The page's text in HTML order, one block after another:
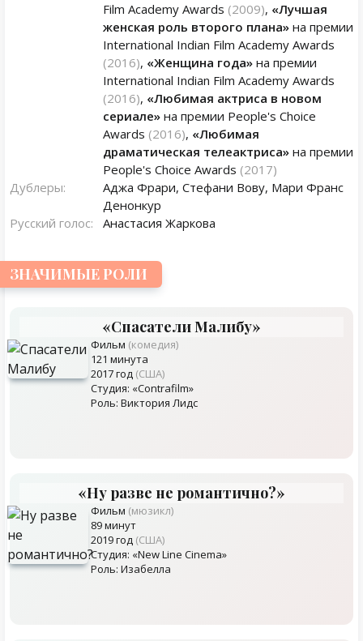
Film Academy Awards (2009), «Лучшая
женская роль второго плана» на премии
International Indian Film Academy Awards
(2016), «Женщина года» на премии
International Indian Film Academy Awards
(2016), «Любимая актриса в новом
сериале» на премии People's Choice
Awards (2016), «Любимая
драматическая телеактриса» на премии
People's Choice Awards (2017)
Дублеры:
Аджа Фрари, Стефани Вову, Мари Франс
Денонкур
Русский голос:
Анастасия Жаркова
ЗНАЧИМЫЕ РОЛИ
«Спасатели Малибу»
Фильм (комедия)
121 минута
2017 год (США)
Студия: «Contrafilm»
Роль: Виктория Лидс
«Ну разве не романтично?»
Фильм (мюзикл)
89 минут
2019 год (США)
Студия: «New Line Cinema»
Роль: Изабелла